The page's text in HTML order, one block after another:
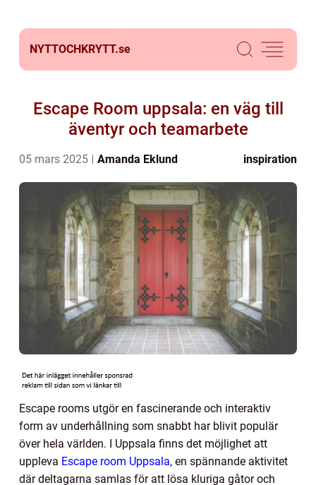
NYTTOCHKRYTT.se
Escape Room uppsala: en väg till
äventyr och teamarbete
05 mars 2025 Amanda Eklund inspiration
Escape rooms utgör en fascinerande och interaktiv
form av underhållning som snabbt har blivit populär
över hela världen. I Uppsala finns det möjlighet att
uppleva Escape room Uppsala, en spännande aktivitet
där deltagarna samlas för att lösa kluriga gåtor och